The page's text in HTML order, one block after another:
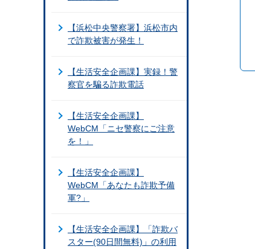
【浜松中央警察署】浜松市内
で詐欺被害が発生！
【生活安全企画課】実録！警
察官を騙る詐欺電話
【生活安全企画課】
WebCM「ニセ警察にご注意
を！」
【生活安全企画課】
WebCM「あなたも詐欺予備
軍?」
【生活安全企画課】「詐欺バ
スター(90日間無料)」の利用